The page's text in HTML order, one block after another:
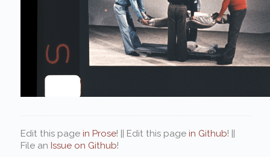
Edit this page in Prose! || Edit this page in Github! ||
File an Issue on Github!